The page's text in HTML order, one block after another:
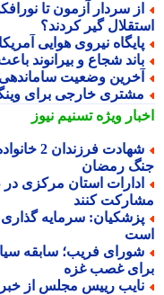
سردار آزمون تا نورافکن
گیر کردند؟
نیروی هوایی آمریکا
شجاع و بیرانوند باعث
وضعیت ساماندهی
خارجی برای وینگر
ویژهتسنیم نیوز
شهادت
رمضان
استان مرکزی در
کنند
سرمایه گذاری در
فریب؛ سابقه سیاه
غصب غزه
رییس مجلس از